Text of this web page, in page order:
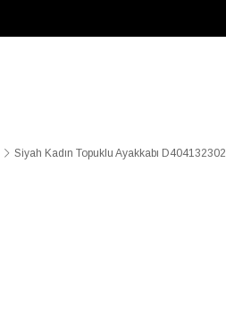
Siyah Kadın Topuklu Ayakkabı D404132302